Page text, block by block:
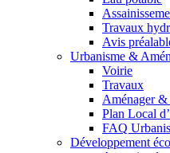
Travaux
Avis
Urbanisme &
Voirie
Travaux
Aménager
Plan Local
FAQ
Développement